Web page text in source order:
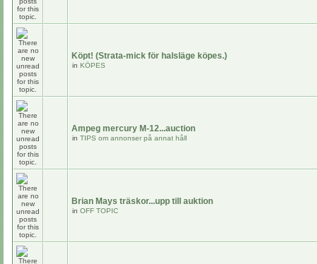
Köpt! (Strata-mick för halsläge köpes.)
in KÖPES
Ampeg mercury M-12...auction
in TIPS om annonser på annat håll
Brian Mays träskor...upp till auktion
in OFF TOPIC